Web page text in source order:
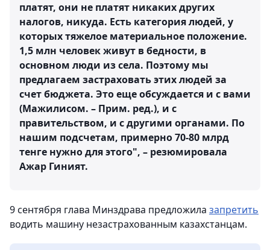
платят, они не платят никаких других
налогов, никуда. Есть категория людей, у
которых тяжелое материальное положение.
1,5 млн человек живут в бедности, в
основном люди из села. Поэтому мы
предлагаем застраховать этих людей за
счет бюджета. Это еще обсуждается и с вами
(Мажилисом. – Прим. ред.), и с
правительством, и с другими органами. По
нашим подсчетам, примерно 70-80 млрд
тенге нужно для этого", – резюмировала
Ажар Гиният.
9 сентября глава Минздрава предложила запретить
водить машину незастрахованным казахстанцам.